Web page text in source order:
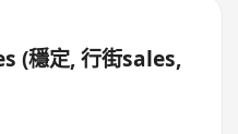
(穩定, 行街sales,